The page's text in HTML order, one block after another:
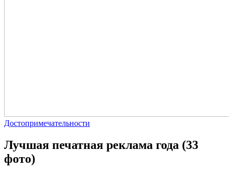
Достопримечательности
Лучшая печатная реклама года (33
фото)